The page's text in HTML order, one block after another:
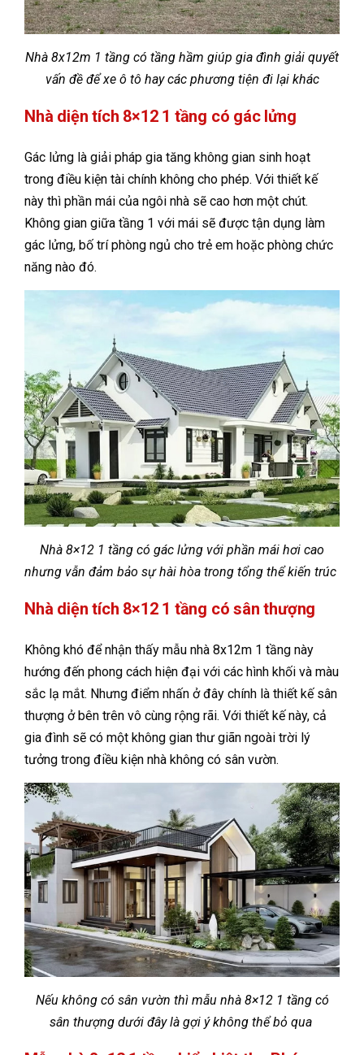
Nhà 8x12m 1 tầng có tầng hầm giúp gia đình giải quyết
vấn đề để xe ô tô hay các phương tiện đi lại khác
Nhà diện tích 8×12 1 tầng có gác lửng
Gác lửng là giải pháp gia tăng không gian sinh hoạt
trong điều kiện tài chính không cho phép. Với thiết kế
này thì phần mái của ngôi nhà sẽ cao hơn một chút.
Không gian giữa tầng 1 với mái sẽ được tận dụng làm
gác lửng, bố trí phòng ngủ cho trẻ em hoặc phòng chức
năng nào đó.
Nhà 8×12 1 tầng có gác lửng với phần mái hơi cao
nhưng vẫn đảm bảo sự hài hòa trong tổng thể kiến trúc
Nhà diện tích 8×12 1 tầng có sân thượng
Không khó để nhận thấy mẫu nhà 8x12m 1 tầng này
hướng đến phong cách hiện đại với các hình khối và màu
sắc lạ mắt. Nhưng điểm nhấn ở đây chính là thiết kế sân
thượng ở bên trên vô cùng rộng rãi. Với thiết kế này, cả
gia đình sẽ có một không gian thư giãn ngoài trời lý
tưởng trong điều kiện nhà không có sân vườn.
Nếu không có sân vườn thì mẫu nhà 8×12 1 tầng có
sân thượng dưới đây là gợi ý không thể bỏ qua